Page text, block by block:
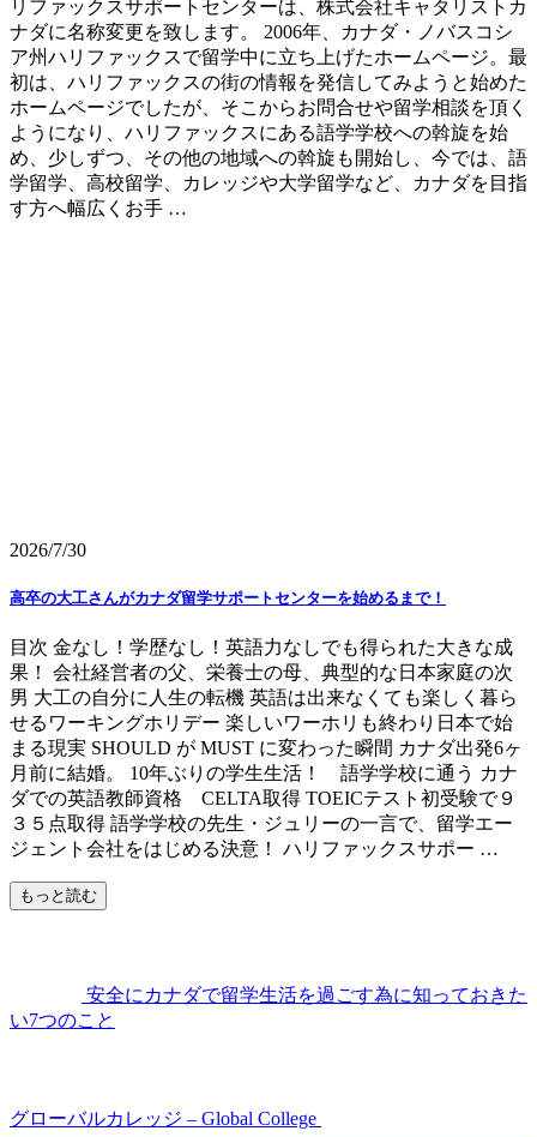
リファックスサポートセンターは、株式会社キャタリストカ
ナダに名称変更を致します。 2006年、カナダ・ノバスコシ
ア州ハリファックスで留学中に立ち上げたホームページ。最
初は、ハリファックスの街の情報を発信してみようと始めた
ホームページでしたが、そこからお問合せや留学相談を頂く
ようになり、ハリファックスにある語学学校への斡旋を始
め、少しずつ、その他の地域への斡旋も開始し、今では、語
学留学、高校留学、カレッジや大学留学など、カナダを目指
す方へ幅広くお手 …
2026/7/30
高卒の大工さんがカナダ留学サポートセンターを始めるまで！
目次 金なし！学歴なし！英語力なしでも得られた大きな成
果！ 会社経営者の父、栄養士の母、典型的な日本家庭の次
男 大工の自分に人生の転機 英語は出来なくても楽しく暮ら
せるワーキングホリデー 楽しいワーホリも終わり日本で始
まる現実 SHOULD が MUST に変わった瞬間 カナダ出発6ヶ
月前に結婚。 10年ぶりの学生生活！ 語学学校に通う カナ
ダでの英語教師資格 CELTA取得 TOEICテスト初受験で９
３５点取得 語学学校の先生・ジュリーの一言で、留学エー
ジェント会社をはじめる決意！ ハリファックスサポー …
もっと読む
安全にカナダで留学生活を過ごす為に知っておきた
い7つのこと
グローバルカレッジ – Global College